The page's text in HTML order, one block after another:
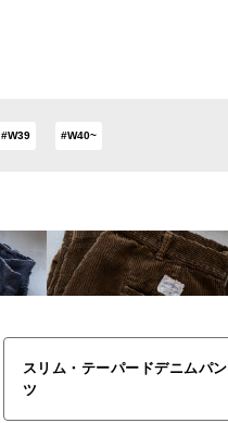
#W39 #W40~
スリム・テーパードデニムパン
ツ